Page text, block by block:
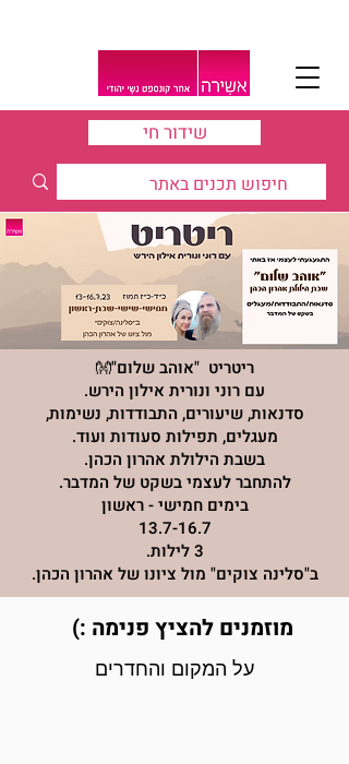
שידור חי
ריטריט "אוהב שלום"👐
עם רוני ונורית אילון הירש.
סדנאות, שיעורים, התבודדות, נשימות,
מעגלים, תפילות סעודות ועוד.
בשבת הילולת אהרון הכהן.
להתחבר לעצמי בשקט של המדבר.
בימים חמישי - ראשון
13.7-16.7
3 לילות.
ב"סלינה צוקים" מול ציונו של אהרון הכהן.
מוזמנים להציץ פנימה :)
על המקום והחדרים